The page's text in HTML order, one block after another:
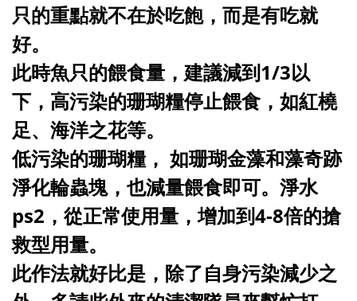
只的重點就不在於吃飽，而是有吃就
好。
此時魚只的餵食量，建議減到1/3以
下，高污染的珊瑚糧停止餵食，如紅橈
足、海洋之花等。
低污染的珊瑚糧， 如珊瑚金藻和藻奇跡
淨化輪蟲塊，也減量餵食即可。淨水
ps2，從正常使用量，增加到4-8倍的搶
救型用量。
此作法就好比是，除了自身污染減少之